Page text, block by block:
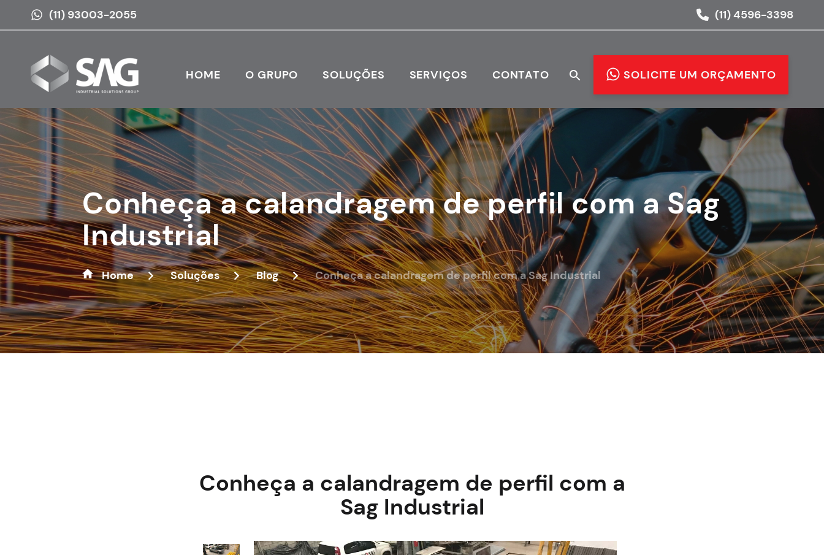
(11) 93003-2055 (11) 4596-3398
HOME O GRUPO SOLUÇÕES SERVIÇOS CONTATO SOLICITE UM ORÇAMENTO
Conheça a calandragem de perfil com a Sag
Industrial
Home Soluções Blog Conheça a calandragem de perfil com a Sag Industrial
Conheça a calandragem de perfil com a
Sag Industrial